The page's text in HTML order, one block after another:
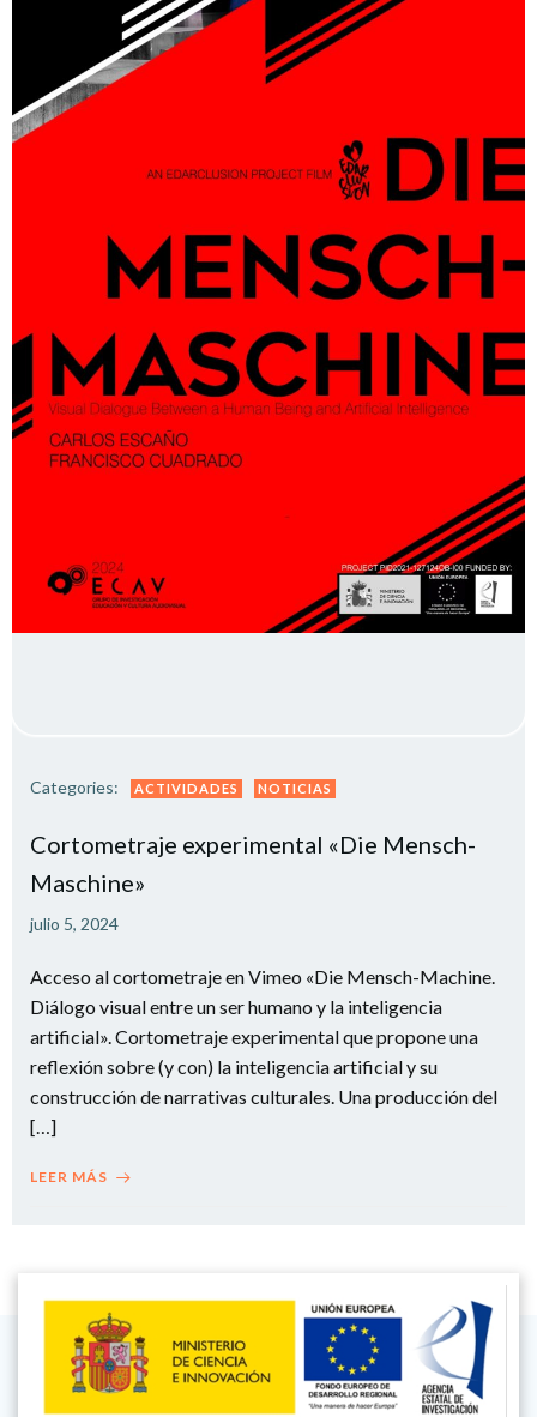
Categories: ACTIVIDADES NOTICIAS
Cortometraje experimental «Die Mensch-
Maschine»
julio 5, 2024
Acceso al cortometraje en Vimeo «Die Mensch-Machine.
Diálogo visual entre un ser humano y la inteligencia
artificial». Cortometraje experimental que propone una
reflexión sobre (y con) la inteligencia artificial y su
construcción de narrativas culturales. Una producción del
[…]
LEER MÁS